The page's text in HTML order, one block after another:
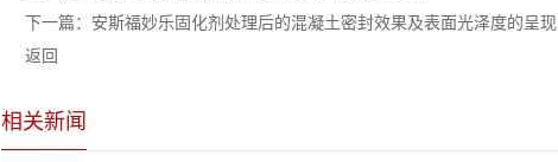
下一篇： 安斯福妙乐固化剂处理后的混凝土密封效果及表面光泽度的呈现
返回
相关新闻